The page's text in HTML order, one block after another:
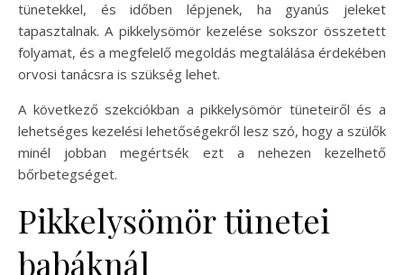
tünetekkel, és időben lépjenek, ha gyanús jeleket
tapasztalnak. A pikkelysömör kezelése sokszor összetett
folyamat, és a megfelelő megoldás megtalálása érdekében
orvosi tanácsra is szükség lehet.
A következő szekciókban a pikkelysömör tüneteiről és a
lehetséges kezelési lehetőségekről lesz szó, hogy a szülők
minél jobban megértsék ezt a nehezen kezelhető
bőrbetegséget.
Pikkelysömör tünetei
babáknál